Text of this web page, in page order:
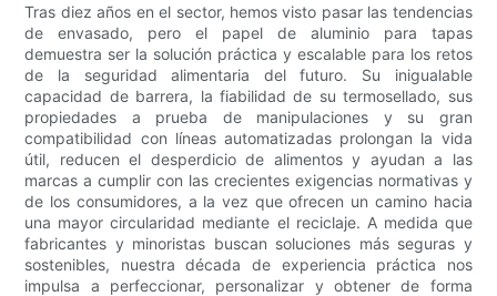
Tras diez años en el sector, hemos visto pasar las tendencias
de envasado, pero el papel de aluminio para tapas
demuestra ser la solución práctica y escalable para los retos
de la seguridad alimentaria del futuro. Su inigualable
capacidad de barrera, la fiabilidad de su termosellado, sus
propiedades a prueba de manipulaciones y su gran
compatibilidad con líneas automatizadas prolongan la vida
útil, reducen el desperdicio de alimentos y ayudan a las
marcas a cumplir con las crecientes exigencias normativas y
de los consumidores, a la vez que ofrecen un camino hacia
una mayor circularidad mediante el reciclaje. A medida que
fabricantes y minoristas buscan soluciones más seguras y
sostenibles, nuestra década de experiencia práctica nos
impulsa a perfeccionar, personalizar y obtener de forma